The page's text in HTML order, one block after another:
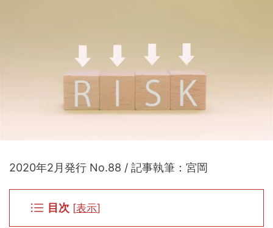
2020年2月発行 No.88 / 記事執筆：宮岡
目次 [表示]